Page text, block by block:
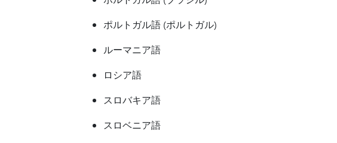
ポルトガル語 (ポルトガル)
ルーマニア語
ロシア語
スロバキア語
スロベニア語